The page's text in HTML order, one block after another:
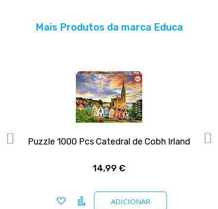
Mais Produtos da marca Educa
Puzzle 1000 Pcs Catedral de Cobh Irland
14,99 €
ADICIONAR
Adicionar a favoritos
Comparar